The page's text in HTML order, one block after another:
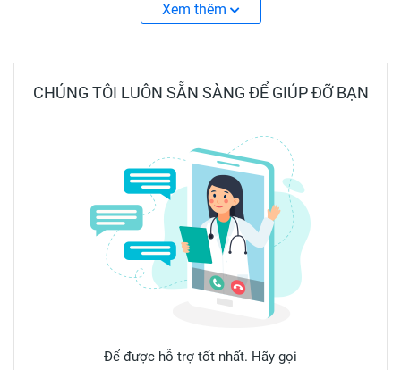
Sau 7 đến 10 ngày sau khi quan hệ.
Nên kiểm tra vào sáng sớm để có kết quả chính xác nhất.
Được bộ y tế cấp số ĐKLH: SPCĐ-TTB-305-17. Đạt tiêu
Xem thêm
CHÚNG TÔI LUÔN SẴN SÀNG ĐỂ GIÚP ĐỠ BẠN
Để được hỗ trợ tốt nhất. Hãy gọi